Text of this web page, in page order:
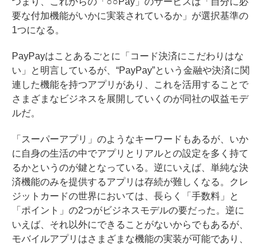
要な付加機能がいかに実装されているか」が選択基準の
1つになる。
PayPayはことあるごとに「コード決済にこだわりはな
い」と明言しているが、“PayPay”という金融や決済に関
連した機能を持つアプリがあり、これを活用することで
さまざまなビジネスを展開していくのが同社の収益モデ
ルだ。
「スーパーアプリ」のようなキーワードもあるが、いか
に自身の生活の中でアプリとリアルとの設定を多く持て
るかというのが鍵となっている。逆にいえば、単純な決
済機能のみを提供するアプリは存続が難しくなる。クレ
ジットカードの世界においては、長らく「手数料」と
「ポイント」の2つがビジネスモデルの要だった。逆に
いえば、それ以外にできることがないからでもあるが、
モバイルアプリはさまざまな機能の実装が可能であり、